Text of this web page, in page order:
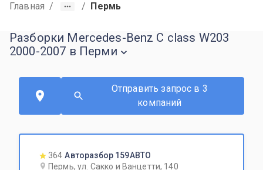
Главная / / Пермь
Разборки Mercedes-Benz C class W203
2000-2007 в Перми
Отправить запрос в 3
компаний
364 Авторазбор 159АВТО
Пермь, ул. Сакко и Ванцетти, 140